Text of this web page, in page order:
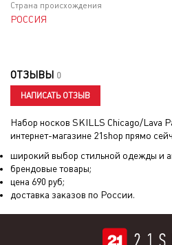
Страна происхождения
РОССИЯ
ОТЗЫВЫ 0
НАПИСАТЬ ОТЗЫВ
Набор носков SKILLS Chicago/Lava
интернет-магазине 21shop прямо
широкий выбор стильной одежды и
брендовые товары;
цена 690 руб;
доставка заказов по России.